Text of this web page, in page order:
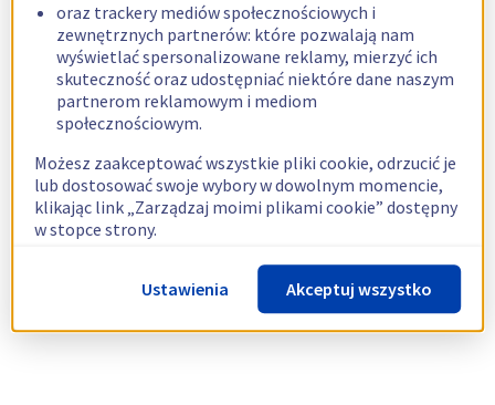
oraz trackery mediów społecznościowych i
zewnętrznych partnerów: które pozwalają nam
wyświetlać spersonalizowane reklamy, mierzyć ich
skuteczność oraz udostępniać niektóre dane naszym
partnerom reklamowym i mediom
społecznościowym.
Możesz zaakceptować wszystkie pliki cookie, odrzucić je
lub dostosować swoje wybory w dowolnym momencie,
klikając link „Zarządzaj moimi plikami cookie” dostępny
w stopce strony.
Więcej informacji znajdziesz w naszejpolityce
dotyczącej wykorzystywania plików cookie.
Ustawienia Akceptuj wszystko